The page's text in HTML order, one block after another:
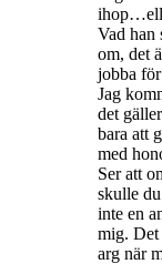
Vad han
om, det
jobba
Jag
det
bara att
med
Ser att
skulle
inte en
mig. Det
arg när